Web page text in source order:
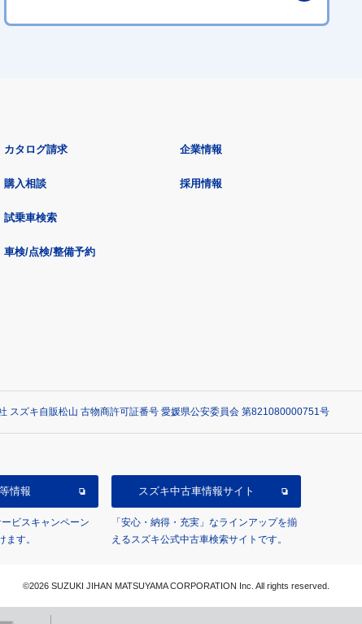
カタログ請求
購入相談
試乗車検索
車検/点検/整備予約
企業情報
採用情報
スズキ自販松山 古物商許可証番号 愛媛県公安委員会 第821080000751号
情報
ビスキャンペーン
す。
スズキ中古車情報サイト
「安心・納得・充実」なラインアップを揃
えるスズキ公式中古車検索サイトです。
©2026 SUZUKI JIHAN MATSUYAMA CORPORATION Inc. All rights reserved.